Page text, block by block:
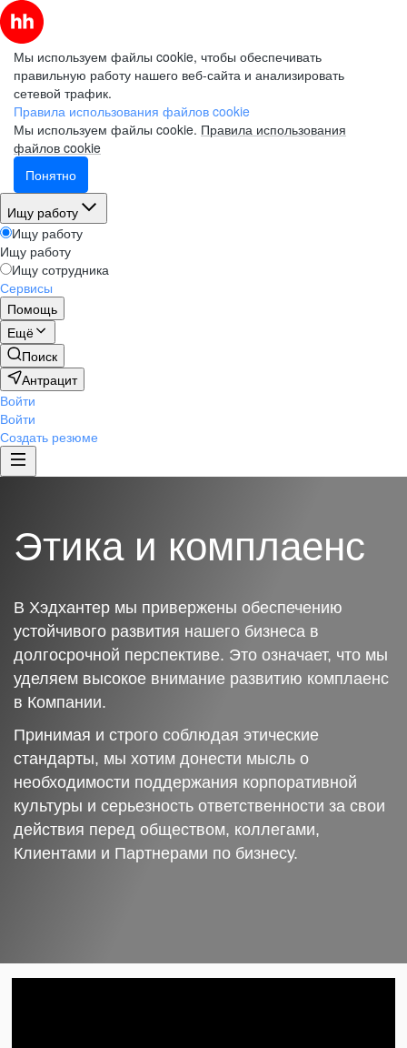
Мы используем файлы cookie, чтобы обеспечивать
правильную работу нашего веб-сайта и анализировать
сетевой трафик.
Правила использования файлов cookie
Мы используем файлы cookie. Правила использования
файлов cookie
Понятно
Ищу работу
Ищу работу
Ищу работу
Ищу сотрудника
Сервисы
Помощь
Ещё
Поиск
Антрацит
Войти
Войти
Создать резюме
Этика и комплаенс
В Хэдхантер мы привержены обеспечению
устойчивого развития нашего бизнеса в
долгосрочной перспективе. Это означает, что мы
уделяем высокое внимание развитию комплаенс
в Компании.
Принимая и строго соблюдая этические
стандарты, мы хотим донести мысль о
необходимости поддержания корпоративной
культуры и серьезность ответственности за свои
действия перед обществом, коллегами,
Клиентами и Партнерами по бизнесу.